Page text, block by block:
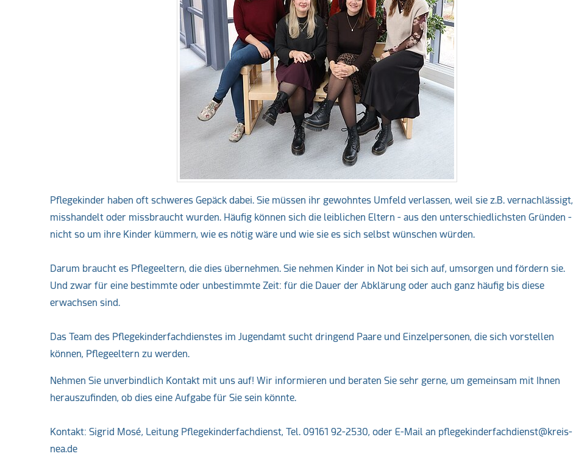
Pflegekinder haben oft schweres Gepäck dabei. Sie müssen ihr gewohntes Umfeld verlassen, weil sie z.B. vernachlässigt,
misshandelt oder missbraucht wurden. Häufig können sich die leiblichen Eltern - aus den unterschiedlichsten Gründen -
nicht so um ihre Kinder kümmern, wie es nötig wäre und wie sie es sich selbst wünschen würden.
Darum braucht es Pflegeeltern, die dies übernehmen. Sie nehmen Kinder in Not bei sich auf, umsorgen und fördern sie.
Und zwar für eine bestimmte oder unbestimmte Zeit: für die Dauer der Abklärung oder auch ganz häufig bis diese
erwachsen sind.
Das Team des Pflegekinderfachdienstes im Jugendamt sucht dringend Paare und Einzelpersonen, die sich vorstellen
können, Pflegeeltern zu werden.
Nehmen Sie unverbindlich Kontakt mit uns auf! Wir informieren und beraten Sie sehr gerne, um gemeinsam mit Ihnen
herauszufinden, ob dies eine Aufgabe für Sie sein könnte.
Kontakt: Sigrid Mosé, Leitung Pflegekinderfachdienst, Tel. 09161 92-2530, oder E-Mail an pflegekinderfachdienst@kreis-
nea.de